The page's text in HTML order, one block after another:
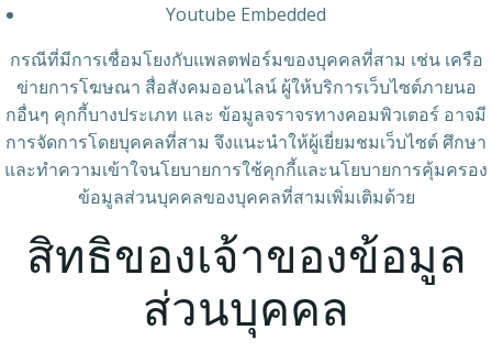
Youtube Embedded
กรณีที่มีการเชื่อมโยงกับแพลตฟอร์มของบุคคลที่สาม เช่น เครือ
ข่ายการโฆษณา สื่อสังคมออนไลน์ ผู้ให้บริการเว็บไซต์ภายนอ
กอื่นๆ คุกกี้บางประเภท และ ข้อมูลจราจรทางคอมพิวเตอร์ อาจมี
การจัดการโดยบุคคลที่สาม จึงแนะนำให้ผู้เยี่ยมชมเว็บไซต์ ศึกษา
และทำความเข้าใจนโยบายการใช้คุกกี้และนโยบายการคุ้มครอง
ข้อมูลส่วนบุคคลของบุคคลที่สามเพิ่มเติมด้วย
สิทธิของเจ้าของข้อมูล
ส่วนบุคคล